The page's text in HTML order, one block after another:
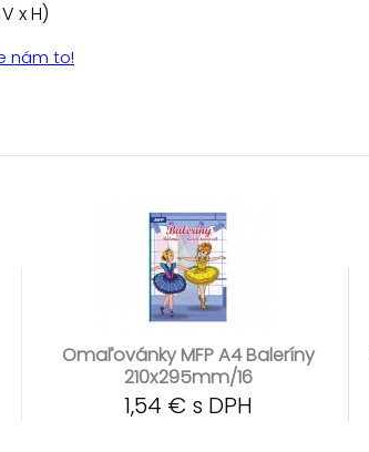
x H)
nám to!
Omaľovánky MFP A4 Baleríny
210x295mm/16
1,54 € s DPH